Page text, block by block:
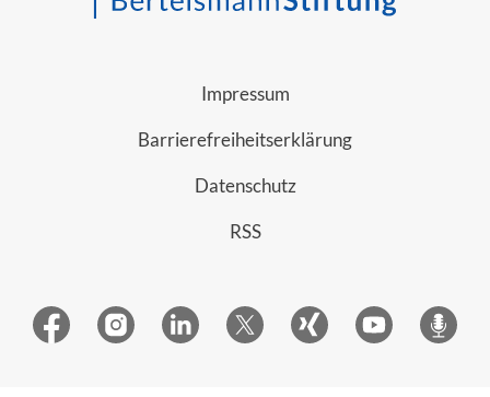
Impressum
Barrierefreiheitserklärung
Datenschutz
RSS